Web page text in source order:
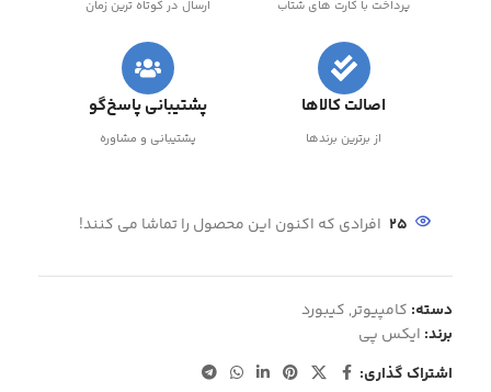
پرداخت با کارت های شتاب ارسال در کوتاه ترین زمان
اصالت کالاها
از برترین برندها
پشتیبانی پاسخ‌گو
پشتیبانی و مشاوره
25 افرادی که اکنون این محصول را تماشا می کنند!
دسته: کامپیوتر, کیبورد
برند: ایکس پی
اشتراک گذاری: